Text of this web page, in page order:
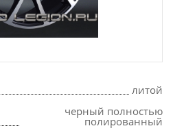
литой
черный полностью
полированный